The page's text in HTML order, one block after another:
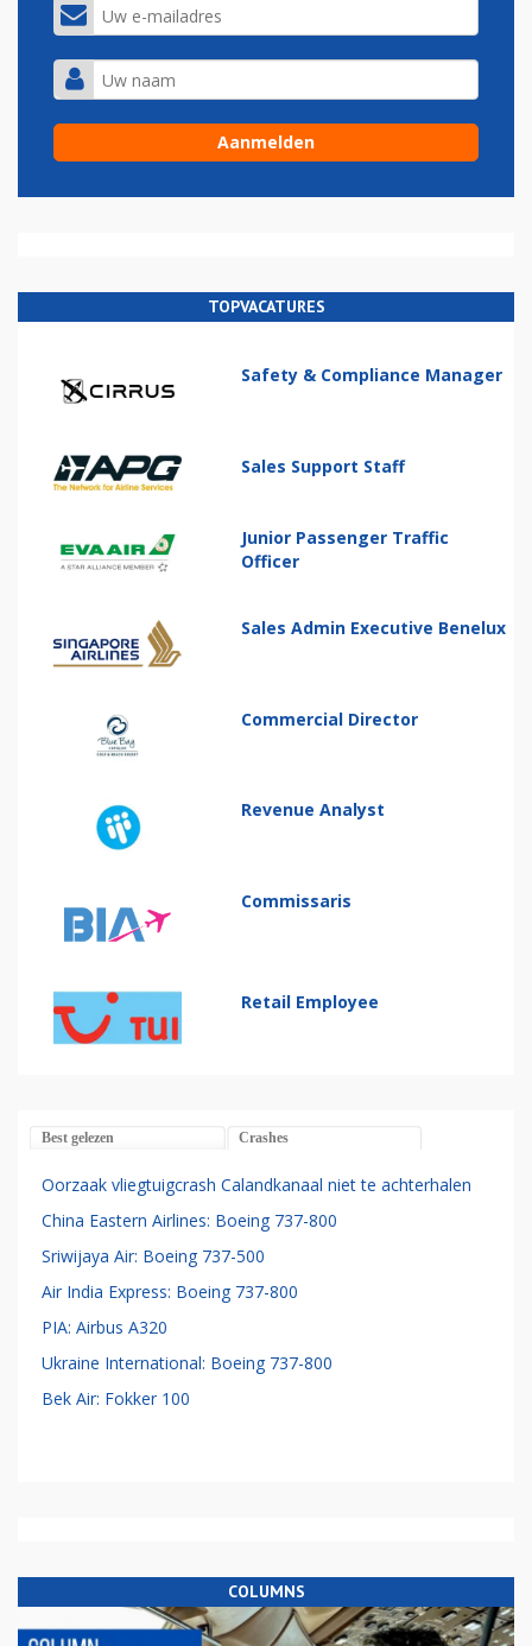
TOPVACATURES
Safety & Compliance Manager
Sales Support Staff
Junior Passenger Traffic
Officer
Sales Admin Executive Benelux
Commercial Director
Revenue Analyst
Commissaris
Retail Employee
Best gelezen Crashes
Oorzaak vliegtuigcrash Calandkanaal niet te achterhalen
China Eastern Airlines: Boeing 737-800
Sriwijaya Air: Boeing 737-500
Air India Express: Boeing 737-800
PIA: Airbus A320
Ukraine International: Boeing 737-800
Bek Air: Fokker 100
COLUMNS